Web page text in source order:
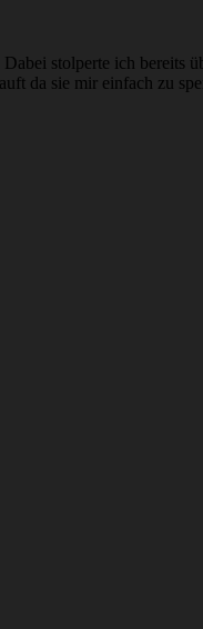
stolperte ich
da sie mir einfach zu